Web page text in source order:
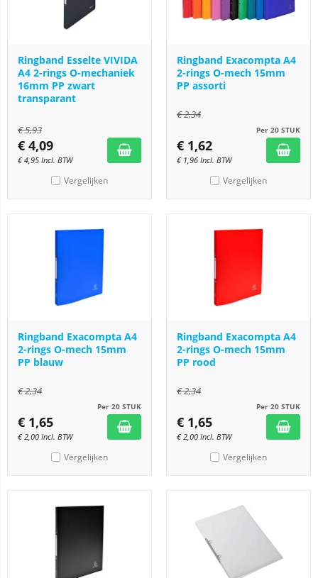
Ringband Esselte VIVIDA
A4 2-rings O-mechaniek
16mm PP zwart
transparant
€5,93
€ 4,09
€4,95 Incl. BTW
Vergelijken
Ringband Exacompta A4
2-rings O-mech 15mm
PP assorti
€2,34
Per 20 STUK
€ 1,62
€ 1,96 Incl. BTW
Vergelijken
Ringband Exacompta A4
2-rings O-mech 15mm
PP blauw
€2,34
Per 20 STUK
€ 1,65
€2,00 Incl. BTW
Vergelijken
Ringband Exacompta A4
2-rings O-mech 15mm
PP rood
€2,34
Per 20 STUK
€ 1,65
€2,00 Incl. BTW
Vergelijken